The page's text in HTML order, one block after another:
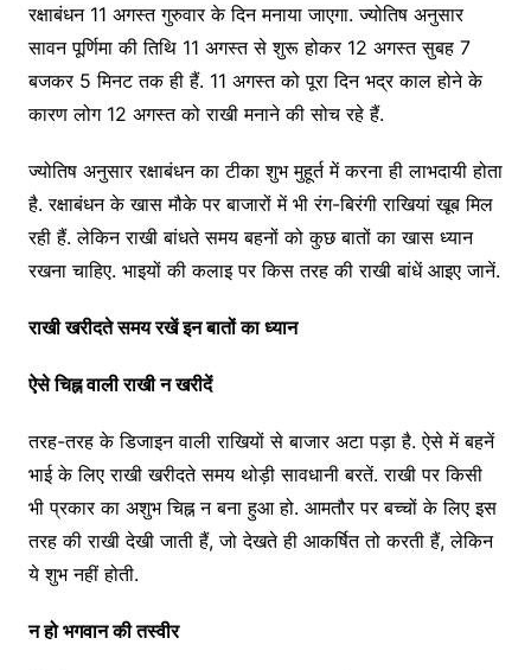
रक्षाबंधन 11 अगस्त गुरुवार के दिन मनाया जाएगा. ज्योतिष अनुसार
सावन पूर्णिमा की तिथि 11 अगस्त से शुरू होकर 12 अगस्त सुबह 7
बजकर 5 मिनट तक ही हैं. 11 अगस्त को पूरा दिन भद्र काल होने के
कारण लोग 12 अगस्त को राखी मनाने की सोच रहे हैं.
ज्योतिष अनुसार रक्षाबंधन का टीका शुभ मुहूर्त में करना ही लाभदायी होता
है. रक्षाबंधन के खास मौके पर बाजारों में भी रंग-बिरंगी राखियां खूब मिल
रही हैं. लेकिन राखी बांधते समय बहनों को कुछ बातों का खास ध्यान
रखना चाहिए. भाइयों की कलाइ पर किस तरह की राखी बांधें आइए जानें.
राखी खरीदते समय रखें इन बातों का ध्यान
ऐसे चिह्न वाली राखी न खरीदें
तरह-तरह के डिजाइन वाली राखियों से बाजार अटा पड़ा है. ऐसे में बहनें
भाई के लिए राखी खरीदते समय थोड़ी सावधानी बरतें. राखी पर किसी
भी प्रकार का अशुभ चिह्न न बना हुआ हो. आमतौर पर बच्चों के लिए इस
तरह की राखी देखी जाती हैं, जो देखते ही आकर्षित तो करती हैं, लेकिन
ये शुभ नहीं होती.
न हो भगवान की तस्वीर